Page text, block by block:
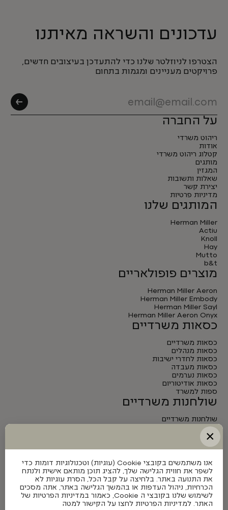
עדכונים והשראה מאיתנו
הצטרפו לניוזלטר שלנו כדי להתעדכן בעיצובים חדשים,
פרויקטים מעניינים ומגמות בתחום
על החברה
ריהוט משרדי
אודות
קטלוג ריהוט משרדי
מותגים
המגזין
שאלות ותשובות
יצירת קשר
מדיניות פרטיות
המותגים שלנו
Herman Miller
Actiu
Knoll
Hay
Mutto
b&t
מוצרים פופולאריים
Herman Miller Aeron
Herman Miller Embody
Herman Miller Sayl
Herman Miller Aeron Onyx
כסאות משרדיים
כסאות משרדיים
כסאות מנהלים
כסאות לחדרי ישיבות
כסאות מעבדה
כסאות נערמים
כסאות אודיטוריום
ספות למשרד
שולחנות משרדיים
שולחנות משרדיים
שולחנות מנהלים
שולחנות לחדרי ישיבות
שולחנות מתכווננים חשמליים
×
אנו משתמשים בקובצי Cookie (עוגיות) וטכנולוגיות דומות כדי
לשפר את חווית הגלישה שלך, להציג תוכן מותאם אישית ולנתח
את התנועה באתר. בלחיצה על קבל הכל, הסרת עוגיות לא
הכרחיות, ניהול העדפות או בהמשך הגלישה באתר, אתה מסכים
לשימוש שלנו בקובצי ה Cookie, כאמור במדיניות הפרטיות של
האתר. למדיניות הפרטיות לחצו על הקישור למטה